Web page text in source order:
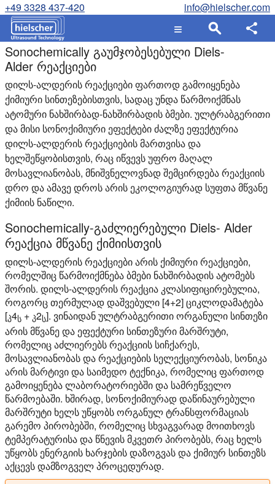
+49 3328 437-420 info@hielscher.com
Sonochemically გაუმჯობესებული Diels-
Alder რეაქციები
დილს-ალდერის რეაქციები ფართოდ გამოიყენება
ქიმიური სინთეზებისთვის, სადაც უნდა წარმოიქმნას
ატომური ნახშირბად-ნახშირბადის ბმები. ულტრაბგერითი
და მისი სონოქიმიური ეფექტები ძალზე ეფექტურია
დილს-ალდერის რეაქციების მართვისა და
ხელშეწყობისთვის, რაც იწვევს უფრო მაღალ
მოსავლიანობას, მნიშვნელოვნად შემცირდება რეაქციის
დრო და ამავე დროს არის ეკოლოგიურად სუფთა მწვანე
ქიმიის ნაწილი.
Sonochemically-გაძლიერებული Diels- Alder
რეაქცია მწვანე ქიმიისთვის
დილს-ალდერის რეაქციები არის ქიმიური რეაქციები,
რომელშიც წარმოიქმნება ბმები ნახშირბადის ატომებს
შორის. დილს-ალდერის რეაქცია კლასიფიცირებულია,
როგორც თერმულად დაშვებული [4+2] ციკლოდამატება
[პ4ს + პ2ს]. ვინაიდან ულტრაბგერითი ორგანული სინთეზი
არის მწვანე და ეფექტური სინთეზური მარშრუტი,
რომელიც აძლიერებს რეაქციის სიჩქარეს,
მოსავლიანობას და რეაქციების სელექციურობას, სონიკა
არის მარტივი და საიმედო ტექნიკა, რომელიც ფართოდ
გამოიყენება ლაბორატორიებში და სამრეწველო
წარმოებაში. ხშირად, სონოქიმიურად დაწინაურებული
მარშრუტი ხელს უწყობს ორგანულ ტრანსფორმაციას
გარემო პირობებში, რომელიც სხვაგვარად მოითხოვს
ტემპერატურისა და წნევის მკვეთრ პირობებს, რაც ხელს
უწყობს ენერგიის ხარჯების დაზოგვას და ქიმიურ სინთეზს
აქცევს დამზოგველ პროცედურად.